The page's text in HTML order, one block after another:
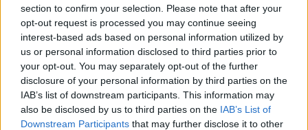
section to confirm your selection. Please note that after your
opt-out request is processed you may continue seeing
interest-based ads based on personal information utilized by
us or personal information disclosed to third parties prior to
your opt-out. You may separately opt-out of the further
disclosure of your personal information by third parties on the
IAB’s list of downstream participants. This information may
also be disclosed by us to third parties on the IAB’s List of
Downstream Participants that may further disclose it to other